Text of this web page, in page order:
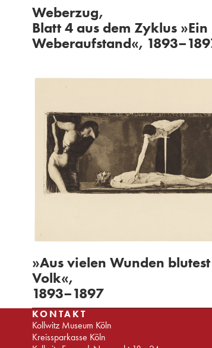
Weberzug,
Blatt 4 aus dem Zyklus »Ein
Weberaufstand«,
»Aus vielen Wunden
Volk«,
1893–1897
KONTAKT
Kollwitz Museum Köln
Kreissparkasse Köln